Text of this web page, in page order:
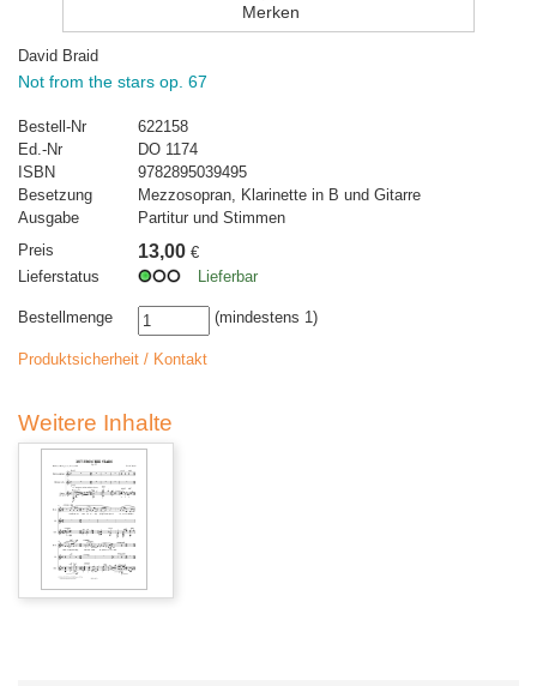
Merken
David Braid
Not from the stars op. 67
Bestell-Nr
622158
Ed.-Nr
DO 1174
ISBN
9782895039495
Besetzung
Mezzosopran, Klarinette in B und Gitarre
Ausgabe
Partitur und Stimmen
Preis
13,00 €
Lieferstatus
Lieferbar
Bestellmenge (mindestens 1)
Produktsicherheit / Kontakt
Weitere Inhalte